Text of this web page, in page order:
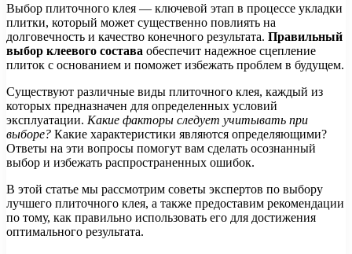
Выбор плиточного клея — ключевой этап в процессе укладки
плитки, который может существенно повлиять на
долговечность и качество конечного результата. Правильный
выбор клеевого состава обеспечит надежное сцепление
плиток с основанием и поможет избежать проблем в будущем.
Существуют различные виды плиточного клея, каждый из
которых предназначен для определенных условий
эксплуатации. Какие факторы следует учитывать при
выборе? Какие характеристики являются определяющими?
Ответы на эти вопросы помогут вам сделать осознанный
выбор и избежать распространенных ошибок.
В этой статье мы рассмотрим советы экспертов по выбору
лучшего плиточного клея, а также предоставим рекомендации
по тому, как правильно использовать его для достижения
оптимального результата.